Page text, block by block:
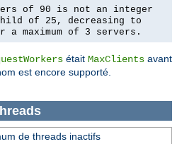
of 90 is not an integer
of 25, decreasing to
maximum of 3 servers.
était MaxClients avant
est encore supporté.
de threads inactifs